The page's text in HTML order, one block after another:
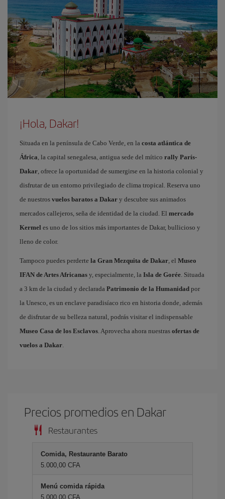
¡Hola, Dakar!
Situada en la península de Cabo Verde, en la costa atlántica de
África, la capital senegalesa, antigua sede del mítico rally París-
Dakar, ofrece la oportunidad de sumergirse en la historia colonial y
disfrutar de un entorno privilegiado de clima tropical. Reserva uno
de nuestros vuelos baratos a Dakar y descubre sus animados
mercados callejeros, seña de identidad de la ciudad. El mercado
Kermel es uno de los sitios más importantes de Dakar, bullicioso y
lleno de color.
Tampoco puedes perderte la Gran Mezquita de Dakar, el Museo
IFAN de Artes Africanas y, especialmente, la Isla de Gorée. Situada
a 3 km de la ciudad y declarada Patrimonio de la Humanidad por
la Unesco, es un enclave paradisíaco rico en historia donde, además
de disfrutar de su belleza natural, podrás visitar el indispensable
Museo Casa de los Esclavos. Aprovecha ahora nuestras ofertas de
vuelos a Dakar.
Precios promedios en Dakar
Restaurantes
Comida, Restaurante Barato
5.000,00 CFA
Menú comida rápida
5.000,00 CFA